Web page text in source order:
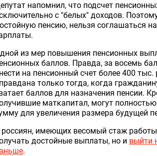
напомнил, что подсчет
с "белых" доходов.
пенсию, нельзя соглашаться
из мер повышения пенсионных
баллов. Правда, за восемь
на пенсионный счет более 400
только тогда, когда
баллов для назначения пенсии.
маткапитал, могут
для увеличения размера будущей
имеющих весомый стаж
достойные выплаты, но и выйти
.